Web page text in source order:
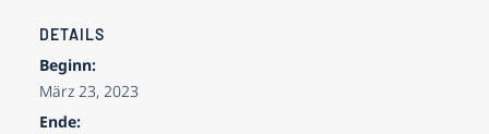
DETAILS
Beginn:
März 23, 2023
Ende: